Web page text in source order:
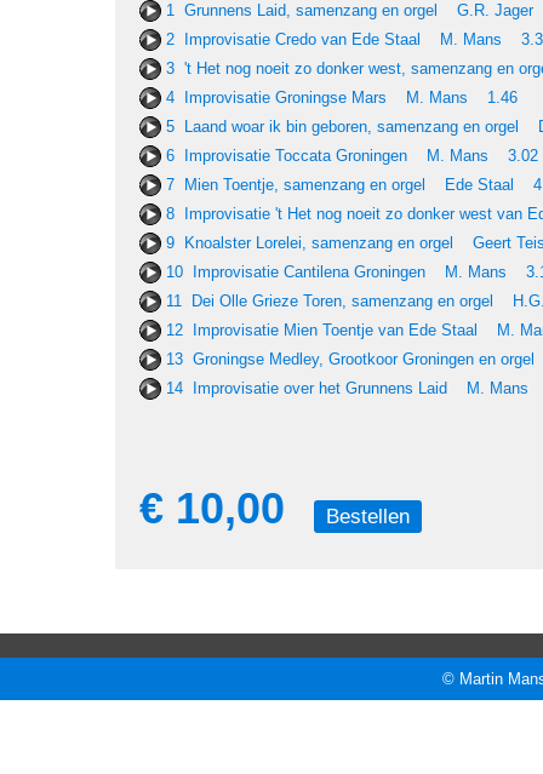
1 Grunnens Laid, samenzang en orgel G.R.
2 Improvisatie Credo van Ede Staal M. Mans
3 't Het nog noeit zo donker west, samenzang en
4 Improvisatie Groningse Mars M. Mans 1.46
5 Laand woar ik bin geboren, samenzang en
6 Improvisatie Toccata Groningen M. Mans 3.02
7 Mien Toentje, samenzang en orgel Ede Staal
8 Improvisatie 't Het nog noeit zo donker west
9 Knoalster Lorelei, samenzang en orgel Geert
10 Improvisatie Cantilena Groningen M. Mans
11 Dei Olle Grieze Toren, samenzang en orgel
12 Improvisatie Mien Toentje van Ede Staal M.
13 Groningse Medley, Grootkoor Groningen en
14 Improvisatie over het Grunnens Laid M.
€ 10,00 Bestellen
© Martin